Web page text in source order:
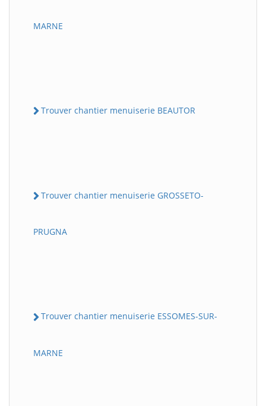
MARNE
Trouver chantier menuiserie BEAUTOR
Trouver chantier menuiserie GROSSETO-
PRUGNA
Trouver chantier menuiserie ESSOMES-SUR-
MARNE